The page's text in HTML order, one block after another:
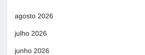
agosto 2026
julho 2026
junho 2026